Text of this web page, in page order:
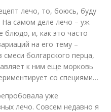
лечо, то, боюсь, буду
На самом деле лечо – уж
блюдо, и, как это часто
на его тему –
болгарского перца,
к ним еще морковь
со специями…
уже
лечо. Совсем недавно я